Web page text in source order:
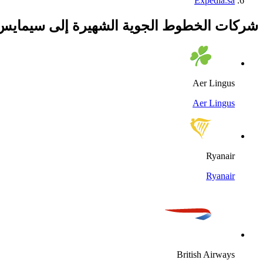
شركات الخطوط الجوية الشهيرة إلى
Aer Lingus
Aer Lingus
Ryanair
Ryanair
British Airways